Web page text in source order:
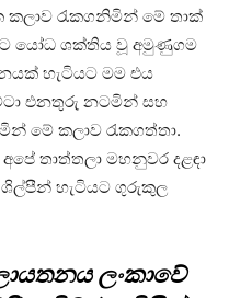
රැකගනිමින් මේ තාක්
යෝධ ශක්තිය වූ අමුණුගම
හැටියට මම එය
එනතුරු නටමින් සහ
මේ කලාව රැකගත්තා.
තාත්තලා මහනුවර දළඳා
ශිල්පීන් හැටියට ගුරුකුල
ලංකාවේ